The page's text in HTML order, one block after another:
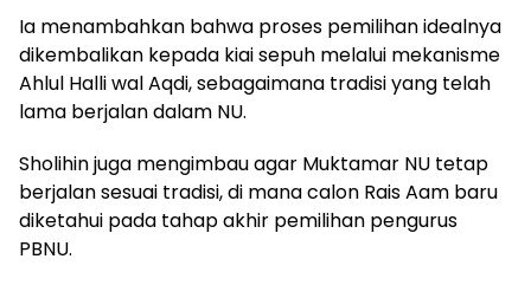
Ia menambahkan bahwa proses pemilihan idealnya
dikembalikan kepada kiai sepuh melalui mekanisme
Ahlul Halli wal Aqdi, sebagaimana tradisi yang telah
lama berjalan dalam NU.
Sholihin juga mengimbau agar Muktamar NU tetap
berjalan sesuai tradisi, di mana calon Rais Aam baru
diketahui pada tahap akhir pemilihan pengurus
PBNU.